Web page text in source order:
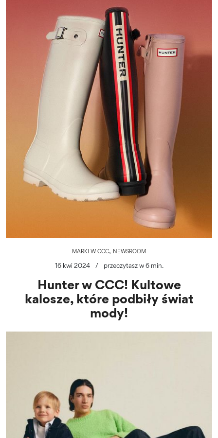
MARKI W CCC, NEWSROOM
16 kwi 2024 / przeczytasz w 6 min.
Hunter w CCC! Kultowe
kalosze, które podbiły świat
mody!